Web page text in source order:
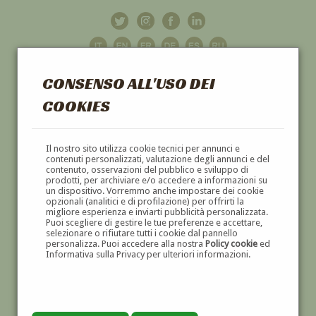
CONSENSO ALL'USO DEI
COOKIES
Il nostro sito utilizza cookie tecnici per annunci e
contenuti personalizzati, valutazione degli annunci e del
contenuto, osservazioni del pubblico e sviluppo di
prodotti, per archiviare e/o accedere a informazioni su
un dispositivo. Vorremmo anche impostare dei cookie
opzionali (analitici e di profilazione) per offrirti la
migliore esperienza e inviarti pubblicità personalizzata.
Puoi scegliere di gestire le tue preferenze e accettare,
selezionare o rifiutare tutti i cookie dal pannello
personalizza. Puoi accedere alla nostra Policy cookieed
Informativa sulla Privacy per ulteriori informazioni.
GALLERIAD'ARTE
DIPINTI E SCULTURE '800 E '900